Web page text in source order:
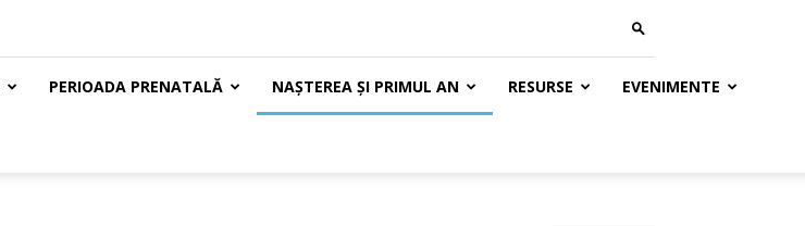
PERIOADA PRENATALĂ NAȘTEREA ȘI PRIMUL AN RESURSE EVENIMENTE